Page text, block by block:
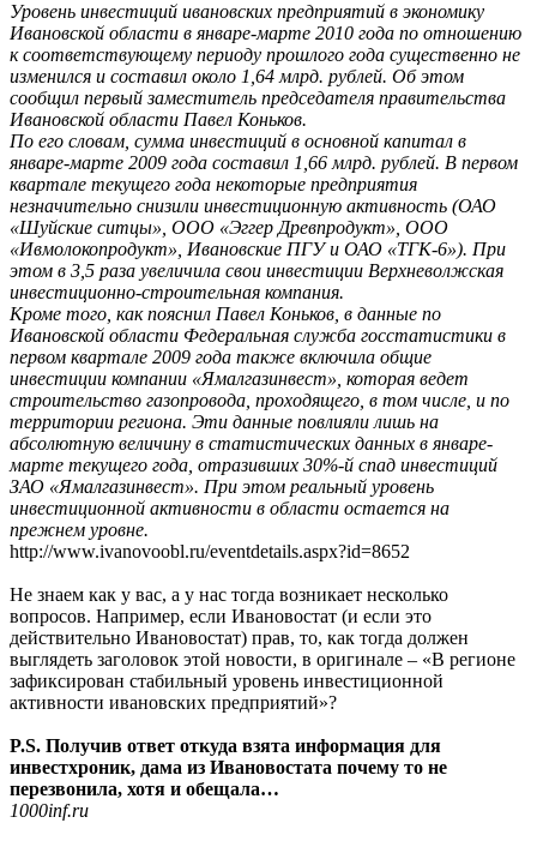
Уровень инвестиций ивановских предприятий в экономику
Ивановской области в январе-марте 2010 года по отношению
к соответствующему периоду прошлого года существенно не
изменился и составил около 1,64 млрд. рублей. Об этом
сообщил первый заместитель председателя правительства
Ивановской области Павел Коньков.
По его словам, сумма инвестиций в основной капитал в
январе-марте 2009 года составил 1,66 млрд. рублей. В первом
квартале текущего года некоторые предприятия
незначительно снизили инвестиционную активность (ОАО
«Шуйские ситцы», ООО «Эггер Древпродукт», ООО
«Ивмолокопродукт», Ивановские ПГУ и ОАО «ТГК-6»). При
этом в 3,5 раза увеличила свои инвестиции Верхневолжская
инвестиционно-строительная компания.
Кроме того, как пояснил Павел Коньков, в данные по
Ивановской области Федеральная служба госстатистики в
первом квартале 2009 года также включила общие
инвестиции компании «Ямалгазинвест», которая ведет
строительство газопровода, проходящего, в том числе, и по
территории региона. Эти данные повлияли лишь на
абсолютную величину в статистических данных в январе-
марте текущего года, отразивших 30%-й спад инвестиций
ЗАО «Ямалгазинвест». При этом реальный уровень
инвестиционной активности в области остается на
прежнем уровне.
http://www.ivanovoobl.ru/eventdetails.aspx?id=8652
Не знаем как у вас, а у нас тогда возникает несколько
вопросов. Например, если Ивановостат (и если это
действительно Ивановостат) прав, то, как тогда должен
выглядеть заголовок этой новости, в оригинале – «В регионе
зафиксирован стабильный уровень инвестиционной
активности ивановских предприятий»?
P.S. Получив ответ откуда взята информация для
инвестхроник, дама из Ивановостата почему то не
перезвонила, хотя и обещала…
1000inf.ru